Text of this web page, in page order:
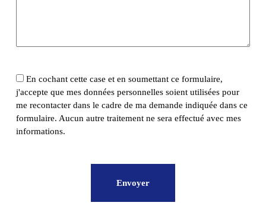
En cochant cette case et en soumettant ce formulaire,
j'accepte que mes données personnelles soient utilisées pour
me recontacter dans le cadre de ma demande indiquée dans ce
formulaire. Aucun autre traitement ne sera effectué avec mes
informations.